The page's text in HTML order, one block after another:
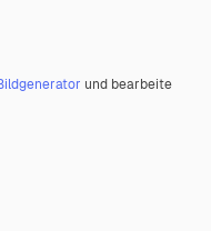
und bearbeite